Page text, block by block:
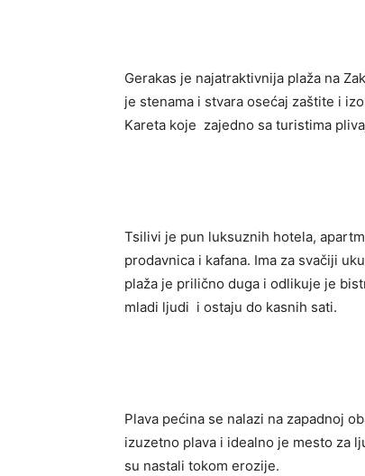
Gerakas je najatraktivnija plaža na
je stenama i stvara osećaj zaštite i
Kareta koje zajedno sa turistima
Tsilivi je pun luksuznih hotela,
prodavnica i kafana. Ima za svačiji
plaža je prilično duga i odlikuje je
mladi ljudi i ostaju do kasnih sati.
Plava pećina se nalazi na zapadnoj
izuzetno plava i idealno je mesto za
su nastali tokom erozije.